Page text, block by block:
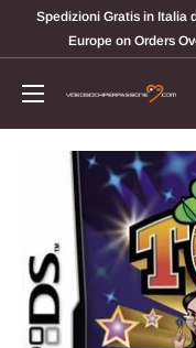
Spedizioni Gratis in Italia
Europe on Orders
Videogiochi
Per
Passione